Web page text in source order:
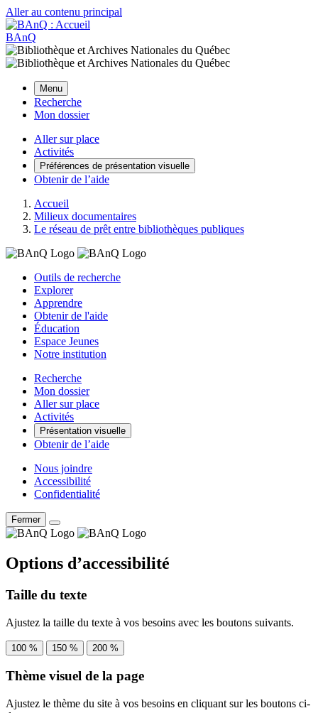
Aller au contenu principal
BAnQ
Menu
Recherche
Mon dossier
Aller sur place
Activités
Préférences de présentation visuelle
Obtenir de l’aide
Accueil
Milieux documentaires
Le réseau de prêt entre bibliothèques publiques
Outils de recherche
Explorer
Apprendre
Obtenir de l'aide
Éducation
Espace Jeunes
Notre institution
Recherche
Mon dossier
Aller sur place
Activités
Présentation visuelle
Obtenir de l’aide
Nous joindre
Accessibilité
Confidentialité
Fermer
Options d’accessibilité
Taille du texte
Ajustez la taille du texte à vos besoins avec les boutons suivants.
100 % 150 % 200 %
Thème visuel de la page
Ajustez le thème du site à vos besoins en cliquant sur les boutons ci-